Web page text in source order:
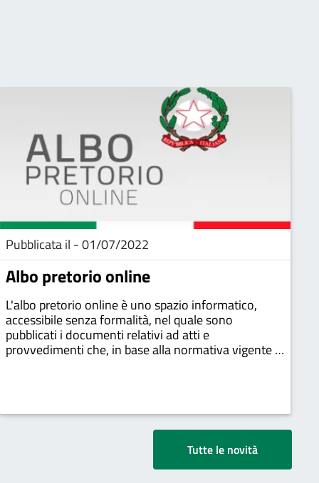
Pubblicata il - 01/07/2022
Albo pretorio online
L'albo pretorio online è uno spazio informatico,
accessibile senza formalità, nel quale sono
pubblicati i documenti relativi ad atti e
provvedimenti che, in base alla normativa vigente o
Tutte le novità